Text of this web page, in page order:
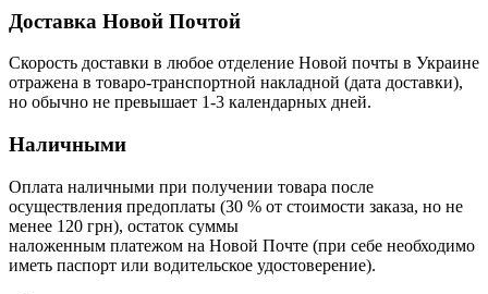
Доставка Новой Почтой
Скорость доставки в любое отделение Новой почты в Украине
отражена в товаро-транспортной накладной (дата доставки),
но обычно не превышает 1-3 календарных дней.
Наличными
Оплата наличными при получении товара после
осуществления предоплаты (30 % от стоимости заказа, но не
менее 120 грн), остаток суммы
наложенным платежом на Новой Почте (при себе необходимо
иметь паспорт или водительское удостоверение).